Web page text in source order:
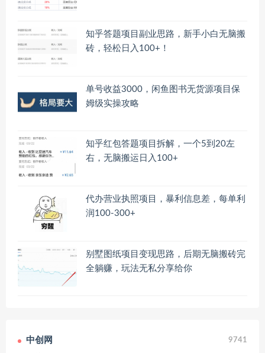
知乎答题项目副业思路，新手小白无脑搬
砖，轻松日入100+！
单号收益3000，闲鱼图书无货源项目保
姆级实操攻略
知乎红包答题项目拆解，一个5到20左
右，无脑搬运日入100+
代办营业执照项目，暴利信息差，每单利
润100-300+
别墅图纸项目变现思路，后期无脑搬砖完
全躺赚，玩法无私分享给你
中创网 9741